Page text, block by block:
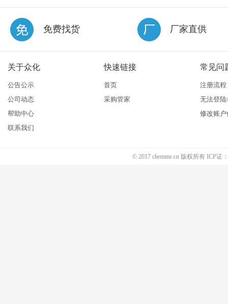
免费找货 厂家直供
关于众化
公告公示
公司动态
帮助中心
联系我们
快速链接
首页
采购管家
常见问
注册流程
无法登
修改账户
© 2017 chemme.cn 版权所有 ICP证：